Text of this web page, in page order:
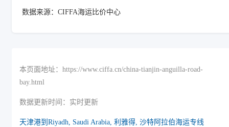
数据来源：CIFFA海运比价中心
本页面地址：https://www.ciffa.cn/china-tianjin-anguilla-road-
bay.html
数据更新时间：实时更新
天津港到Riyadh, Saudi Arabia, 利雅得, 沙特阿拉伯海运专线